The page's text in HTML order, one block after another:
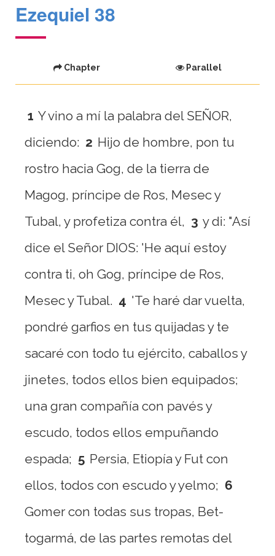
Ezequiel 38
Chapter Parallel
1 Y vino a mí la palabra del SEÑOR,
diciendo: 2 Hijo de hombre, pon tu
rostro hacia Gog, de la tierra de
Magog, príncipe de Ros, Mesec y
Tubal, y profetiza contra él, 3 y di: "Así
dice el Señor DIOS: 'He aquí estoy
contra ti, oh Gog, príncipe de Ros,
Mesec y Tubal. 4 'Te haré dar vuelta,
pondré garfios en tus quijadas y te
sacaré con todo tu ejército, caballos y
jinetes, todos ellos bien equipados;
una gran compañía con pavés y
escudo, todos ellos empuñando
espada; 5 Persia, Etiopía y Fut con
ellos, todos con escudo y yelmo; 6
Gomer con todas sus tropas, Bet-
togarmá, de las partes remotas del